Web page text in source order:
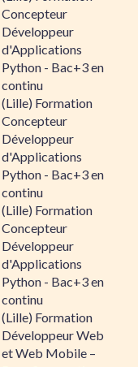
Concepteur
Développeur
d'Applications
Python - Bac+3 en
continu
(Lille) Formation
Concepteur
Développeur
d'Applications
Python - Bac+3 en
continu
(Lille) Formation
Concepteur
Développeur
d'Applications
Python - Bac+3 en
continu
(Lille) Formation
Développeur Web
et Web Mobile –